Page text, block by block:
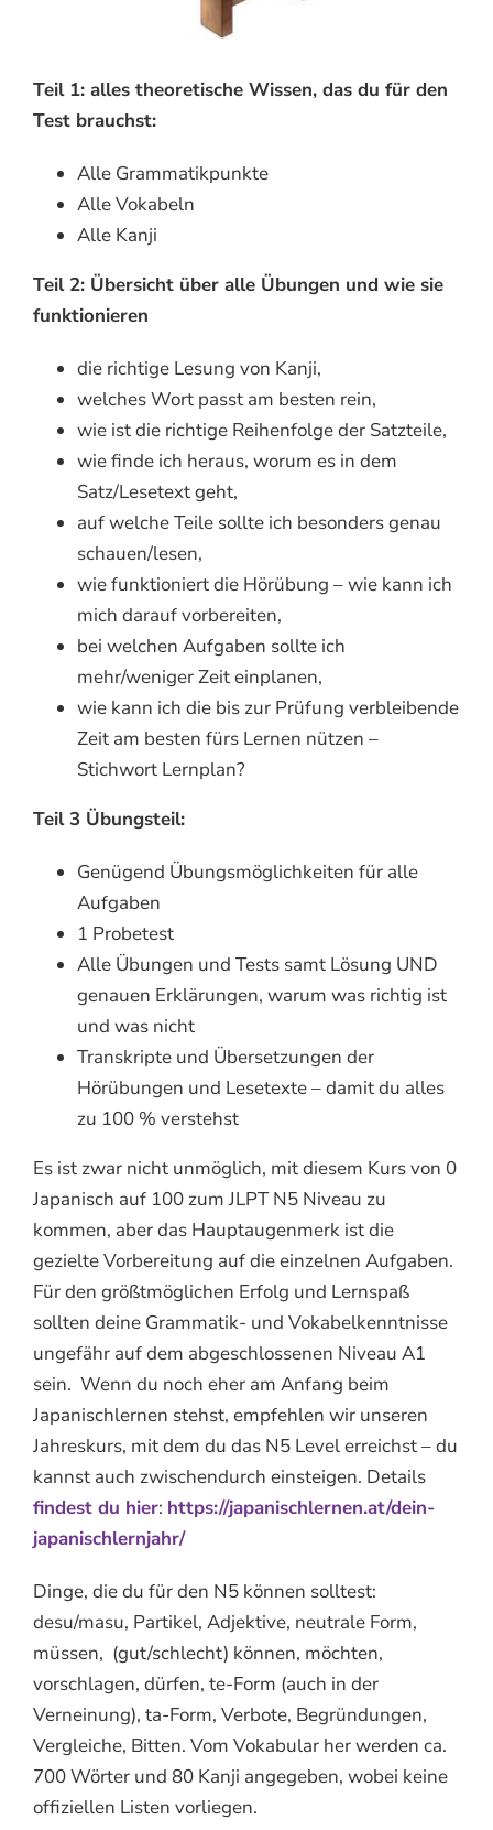
Teil 1: alles theoretische Wissen, das du für den
Test brauchst:
Alle Grammatikpunkte
Alle Vokabeln
Alle Kanji
Teil 2: Übersicht über alle Übungen und wie sie
funktionieren
die richtige Lesung von Kanji,
welches Wort passt am besten rein,
wie ist die richtige Reihenfolge der Satzteile,
wie finde ich heraus, worum es in dem
Satz/Lesetext geht,
auf welche Teile sollte ich besonders genau
schauen/lesen,
wie funktioniert die Hörübung – wie kann ich
mich darauf vorbereiten,
bei welchen Aufgaben sollte ich
mehr/weniger Zeit einplanen,
wie kann ich die bis zur Prüfung verbleibende
Zeit am besten fürs Lernen nützen –
Stichwort Lernplan?
Teil 3 Übungsteil:
Genügend Übungsmöglichkeiten für alle
Aufgaben
1 Probetest
Alle Übungen und Tests samt Lösung UND
genauen Erklärungen, warum was richtig ist
und was nicht
Transkripte und Übersetzungen der
Hörübungen und Lesetexte – damit du alles
zu 100 % verstehst
Es ist zwar nicht unmöglich, mit diesem Kurs von 0
Japanisch auf 100 zum JLPT N5 Niveau zu
kommen, aber das Hauptaugenmerk ist die
gezielte Vorbereitung auf die einzelnen Aufgaben.
Für den größtmöglichen Erfolg und Lernspaß
sollten deine Grammatik- und Vokabelkenntnisse
ungefähr auf dem abgeschlossenen Niveau A1
sein. Wenn du noch eher am Anfang beim
Japanischlernen stehst, empfehlen wir unseren
Jahreskurs, mit dem du das N5 Level erreichst – du
kannst auch zwischendurch einsteigen. Details
findest du hier: https://japanischlernen.at/dein-
japanischlernjahr/
Dinge, die du für den N5 können solltest:
desu/masu, Partikel, Adjektive, neutrale Form,
müssen, (gut/schlecht) können, möchten,
vorschlagen, dürfen, te-Form (auch in der
Verneinung), ta-Form, Verbote, Begründungen,
Vergleiche, Bitten. Vom Vokabular her werden ca.
700 Wörter und 80 Kanji angegeben, wobei keine
offiziellen Listen vorliegen.